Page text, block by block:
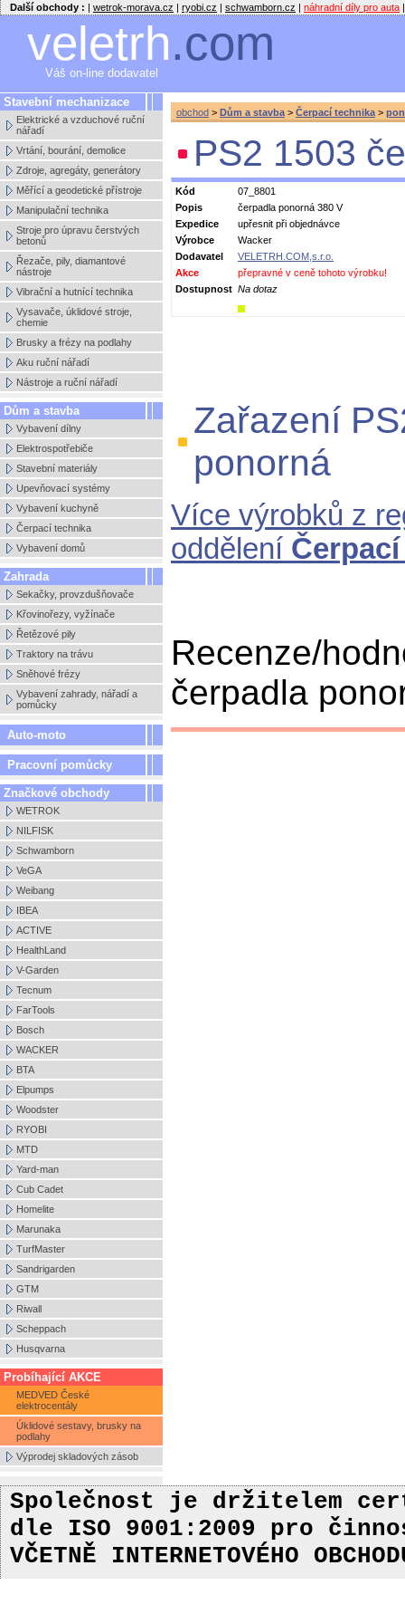
Další obchody : | wetrok-morava.cz | ryobi.cz | schwamborn.cz | náhradní díly pro auta |
veletrh.com
Váš on-line dodavatel
Stavební mechanizace
Elektrické a vzduchové ruční
nářadí
Vrtání, bourání, demolice
Zdroje, agregáty, generátory
Měřící a geodetické přístroje
Manipulační technika
Stroje pro úpravu čerstvých
betonů
Řezače, pily, diamantové
nástroje
Vibrační a hutnící technika
Vysavače, úklidové stroje,
chemie
Brusky a frézy na podlahy
Aku ruční nářadí
Nástroje a ruční nářadí
Dům a stavba
Vybavení dílny
Elektrospotřebiče
Stavební materiály
Upevňovací systémy
Vybavení kuchyně
Čerpací technika
Vybavení domů
Zahrada
Sekačky, provzdušňovače
Křovinořezy, vyžínače
Řetězové pily
Traktory na trávu
Sněhové frézy
Vybavení zahrady, nářadí a
pomůcky
Auto-moto
Pracovní pomůcky
Značkové obchody
WETROK
NILFISK
Schwamborn
VeGA
Weibang
IBEA
ACTIVE
HealthLand
V-Garden
Tecnum
FarTools
Bosch
WACKER
BTA
Elpumps
Woodster
RYOBI
MTD
Yard-man
Cub Cadet
Homelite
Marunaka
TurfMaster
Sandrigarden
GTM
Riwall
Scheppach
Husqvarna
Probíhající AKCE
MEDVED České
elektrocentály
Úklidové sestavy, brusky na
podlahy
Výprodej skladových zásob
obchod > Dům a stavba > Čerpací technika >
PS2 1503
Kód
07_8801
Popis
čerpadla ponorná 380 V
Expedice
upřesnit při objednávce
Výrobce
Wacker
Dodavatel
VELETRH.COM,s.r.o.
Akce
přepravné v ceně tohoto výrobku!
Dostupnost Na dotaz
Zařazení
ponorná
Více výrobků z
oddělení
Recenze/
čerpadla
Společnost je držitelem
dle ISO 9001:2009 pro
VČETNĚ INTERNETOVÉHO